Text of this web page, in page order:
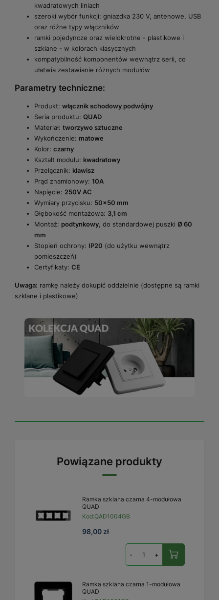
kwadratowych liniach
szeroki wybór funkcji: gniazdka 230 V, antenowe, USB
oraz różne typy włączników
ramki pojedyncze oraz wielokrotne - plastikowe i
szklane - w kolorach klasycznych
kompatybilność komponentów wewnątrz serii, co
ułatwia zestawianie różnych modułów
Parametry techniczne:
Produkt: włącznik schodowy podwójny
Seria produktu: QUAD
Materiał: tworzywo sztuczne
Wykończenie: matowe
Kolor: czarny
Kształt modułu: kwadratowy
Przełącznik: klawisz
Prąd znamionowy: 10A
Napięcie: 250V AC
Wymiary przycisku: 50x50 mm
Głębokość montażowa: 3,1 cm
Montaż: podtynkowy, do standardowej puszki Ø 60
mm
Stopień ochrony: IP20 (do użytku wewnątrz
pomieszczeń)
Certyfikaty: CE
Uwaga: ramkę należy dokupić oddzielnie (dostępne są ramki
szklane i plastikowe)
Powiązane produkty
Ramka szklana czarna 4-modułowa
QUAD
Kod:QAD1004GB
98,00 zł
- +
Ramka szklana czarna 1-modułowa
QUAD